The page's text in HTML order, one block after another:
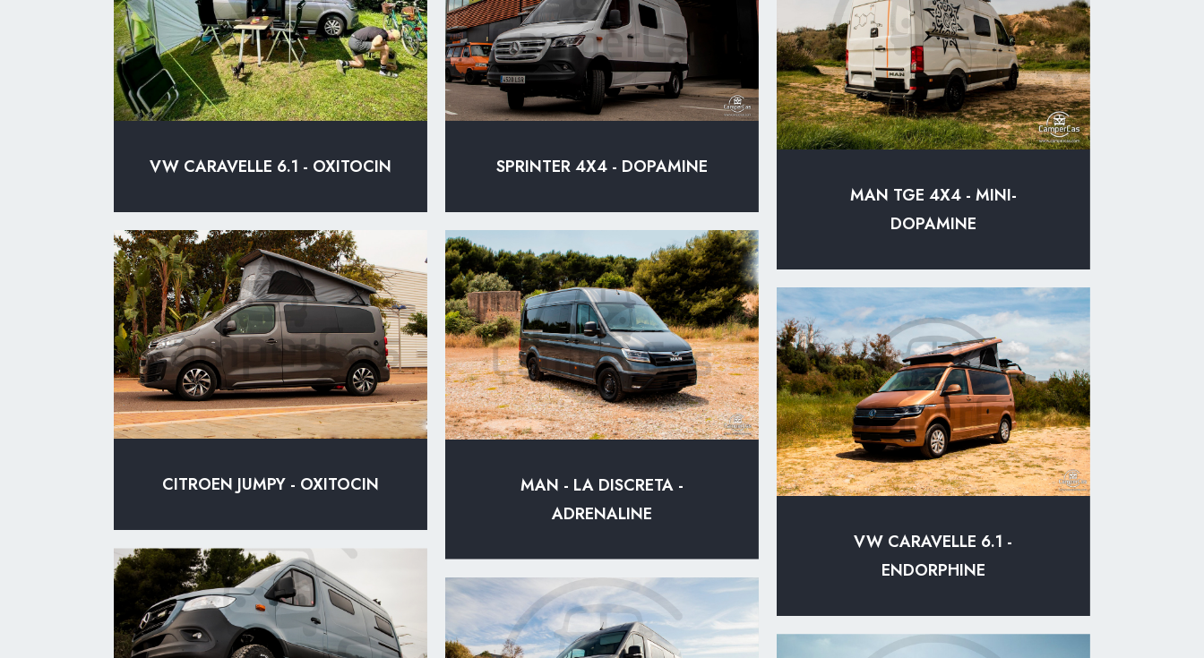
VW CARAVELLE 6.1 - OXITOCIN
SPRINTER 4X4 - DOPAMINE
MAN TGE 4X4 - MINI-
DOPAMINE
CITROEN JUMPY - OXITOCIN
MAN - LA DISCRETA -
ADRENALINE
VW CARAVELLE 6.1 -
ENDORPHINE